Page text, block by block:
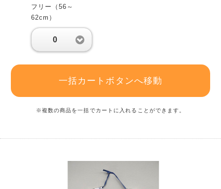
フリー（56～
62cm）
0
一括カートボタンへ移動
※複数の商品を一括でカートに入れることができます。